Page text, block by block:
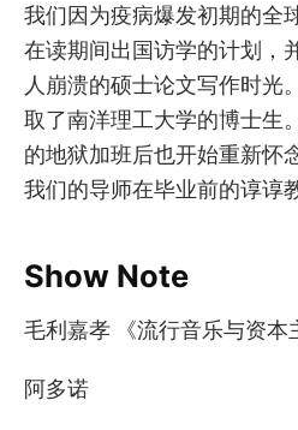
我们因为疫病爆发初期的全
在读期间出国访学的计划，
人崩溃的硕士论文写作时光
取了南洋理工大学的博士生
的地狱加班后也开始重新怀
我们的导师在毕业前的谆谆
Show Note
毛利嘉孝 《流行音乐与资本
阿多诺